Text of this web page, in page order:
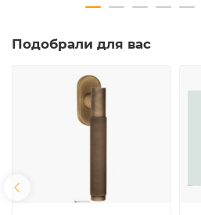
Подобрали для вас